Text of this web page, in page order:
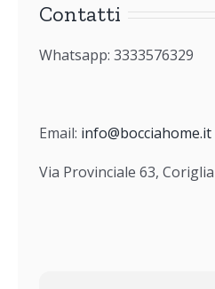
Contatti
Whatsapp: 3333576329
Email: info@bocciahome.it
Via Provinciale 63,